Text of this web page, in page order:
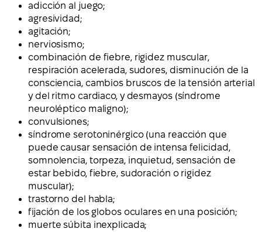
adicción al juego;
agresividad;
agitación;
nerviosismo;
combinación de fiebre, rigidez muscular,
respiración acelerada, sudores, disminución de la
consciencia, cambios bruscos de la tensión arterial
y del ritmo cardiaco, y desmayos (síndrome
neuroléptico maligno);
convulsiones;
síndrome serotoninérgico (una reacción que
puede causar sensación de intensa felicidad,
somnolencia, torpeza, inquietud, sensación de
estar bebido, fiebre, sudoración o rigidez
muscular);
trastorno del habla;
fijación de los globos oculares en una posición;
muerte súbita inexplicada;